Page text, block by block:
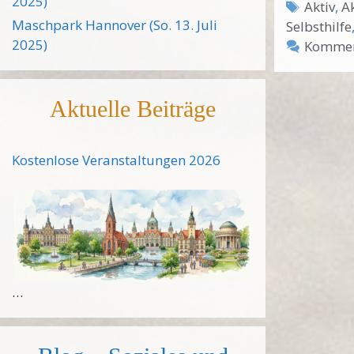
Aktiv,
Selbsthilfe,
Maschpark Hannover (So. 13. Juli
2025)
Aktuelle Beiträge
Kostenlose Veranstaltungen 2026
…